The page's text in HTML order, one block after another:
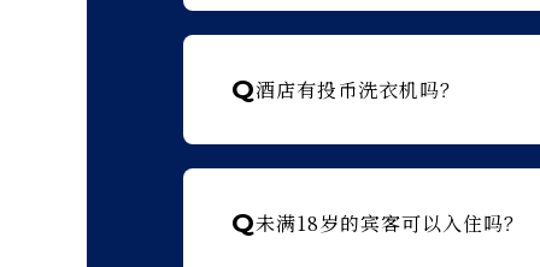
Q酒店有投币洗衣机吗？
Q未满18岁的宾客可以入住吗？